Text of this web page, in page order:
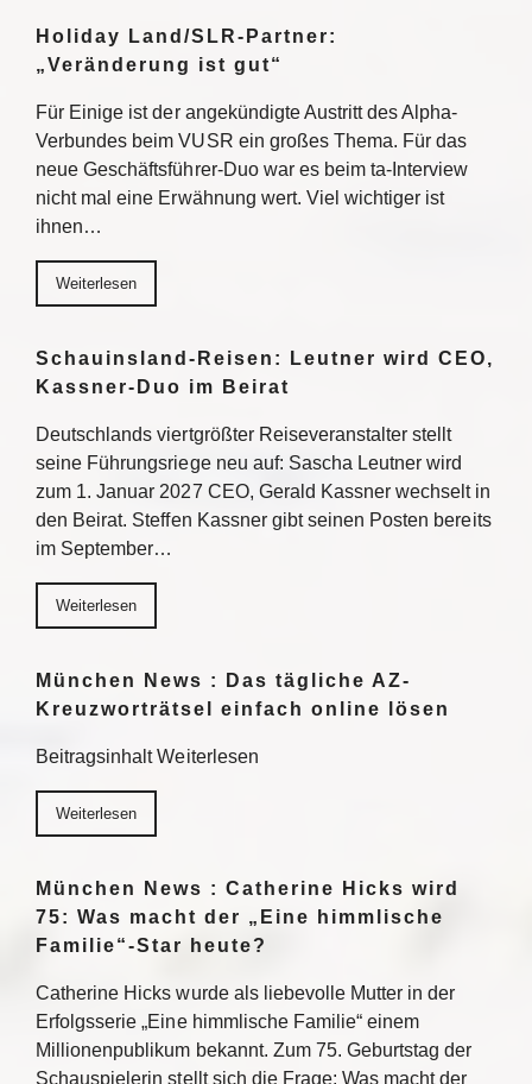
Holiday Land/SLR-Partner:
„Veränderung ist gut“
Für Einige ist der angekündigte Austritt des Alpha-
Verbundes beim VUSR ein großes Thema. Für das
neue Geschäftsführer-Duo war es beim ta-Interview
nicht mal eine Erwähnung wert. Viel wichtiger ist
ihnen…
Weiterlesen
Schauinsland-Reisen: Leutner wird CEO,
Kassner-Duo im Beirat
Deutschlands viertgrößter Reiseveranstalter stellt
seine Führungsriege neu auf: Sascha Leutner wird
zum 1. Januar 2027 CEO, Gerald Kassner wechselt in
den Beirat. Steffen Kassner gibt seinen Posten bereits
im September…
Weiterlesen
München News : Das tägliche AZ-
Kreuzworträtsel einfach online lösen
Beitragsinhalt Weiterlesen
Weiterlesen
München News : Catherine Hicks wird
75: Was macht der „Eine himmlische
Familie“-Star heute?
Catherine Hicks wurde als liebevolle Mutter in der
Erfolgsserie „Eine himmlische Familie“ einem
Millionenpublikum bekannt. Zum 75. Geburtstag der
Schauspielerin stellt sich die Frage: Was macht der